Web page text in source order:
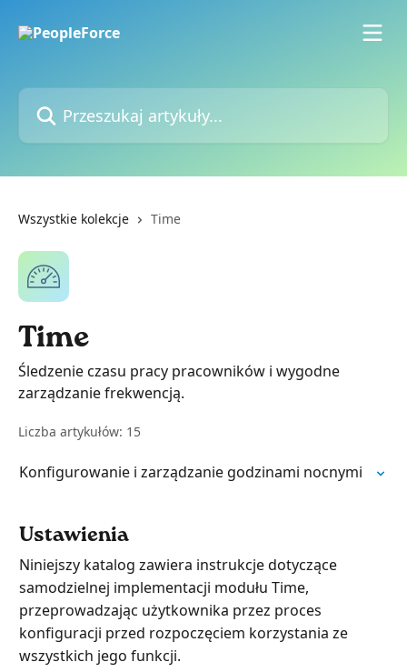
Przeszukaj artykuły...
Wszystkie kolekcje Time
Time
Śledzenie czasu pracy pracowników i wygodne
zarządzanie frekwencją.
Liczba artykułów: 15
Konfigurowanie i zarządzanie godzinami nocnymi
Ustawienia
Niniejszy katalog zawiera instrukcje dotyczące
samodzielnej implementacji modułu Time,
przeprowadzając użytkownika przez proces
konfiguracji przed rozpoczęciem korzystania ze
wszystkich jego funkcji.